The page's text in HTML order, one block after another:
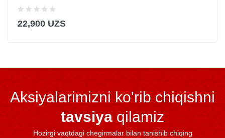
22,900 UZS
Aksiyalarimizni ko'rib chiqishni
tavsiya qilamiz
Hozirgi vaqtdagi chegirmalar bilan tanishib chiqing